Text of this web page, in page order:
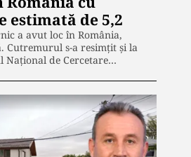
estimată de 5,2
a avut loc în România,
Cutremurul s-a resimțit și la
Naţional de Cercetare…